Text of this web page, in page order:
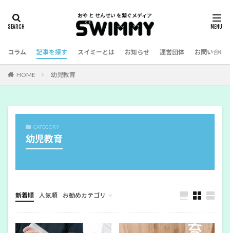
コラム 記事を探す スイミーとは お知らせ 運営団体 お問い合わ
HOME 幼児教育
CATEGORY
幼児教育
新着順 人気順 お勧めカテゴリ
幼児教育